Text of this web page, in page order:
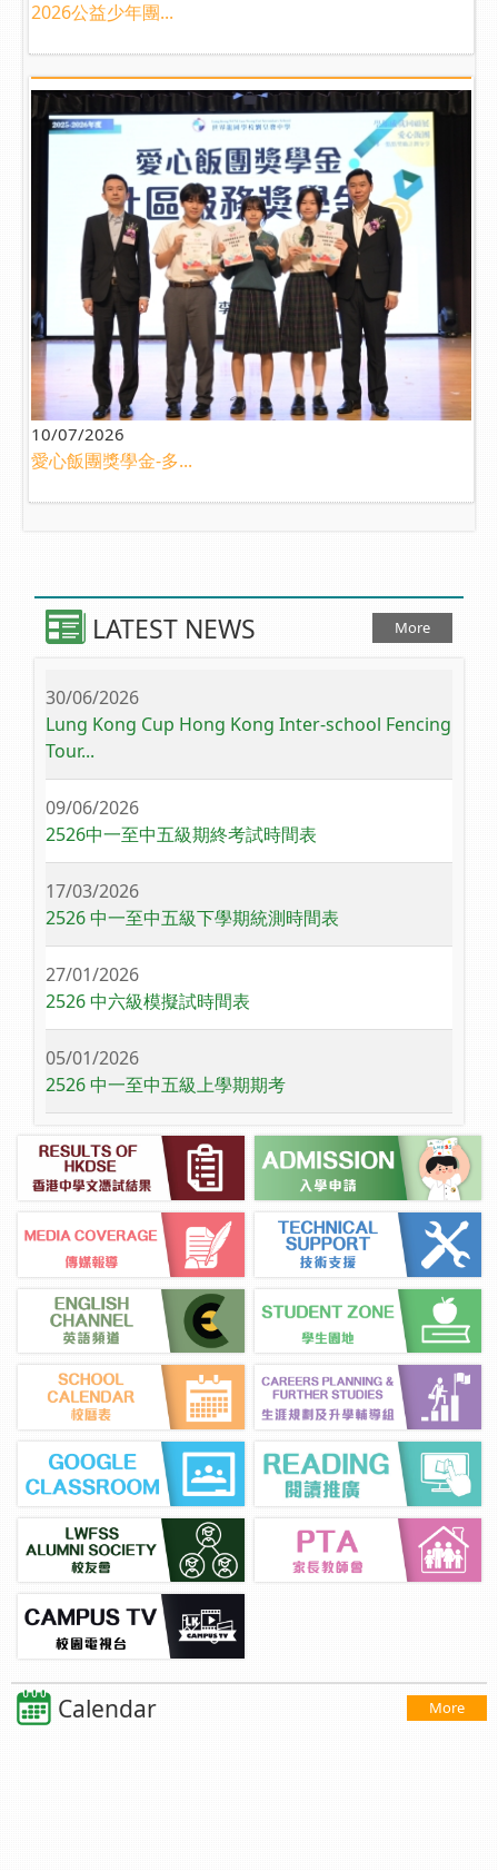
2026公益少年團...
10/07/2026
愛心飯團獎學金-多...
LATEST NEWS More
30/06/2026
Lung Kong Cup Hong Kong Inter-school Fencing
Tour...
09/06/2026
2526中一至中五級期終考試時間表
17/03/2026
2526 中一至中五級下學期統測時間表
27/01/2026
2526 中六級模擬試時間表
05/01/2026
2526 中一至中五級上學期期考
Calendar More